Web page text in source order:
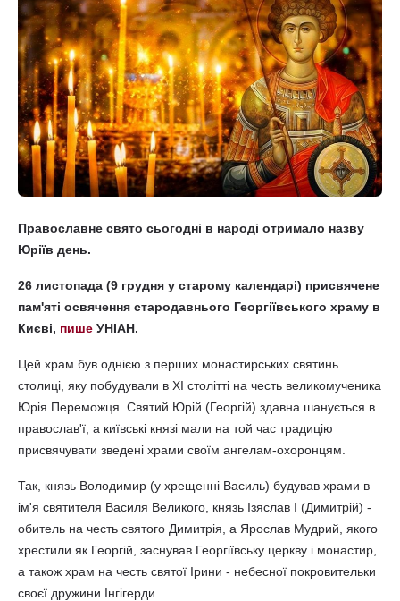
Православне свято сьогодні в народі отримало назву
Юріїв день.
26 листопада (9 грудня у старому календарі) присвячене
пам'яті освячення стародавнього Георгіївського храму в
Києві, пише УНІАН.
Цей храм був однією з перших монастирських святинь
столиці, яку побудували в XI столітті на честь великомученика
Юрія Переможця. Святий Юрій (Георгій) здавна шанується в
православ'ї, а київські князі мали на той час традицію
присвячувати зведені храми своїм ангелам-охоронцям.
Так, князь Володимир (у хрещенні Василь) будував храми в
ім'я святителя Василя Великого, князь Ізяслав I (Димитрій) -
обитель на честь святого Димитрія, а Ярослав Мудрий, якого
хрестили як Георгій, заснував Георгіївську церкву і монастир,
а також храм на честь святої Ірини - небесної покровительки
своєї дружини Інгігерди.